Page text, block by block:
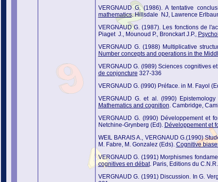
VERGNAUD G. (1986). A tentative
mathematics. Hillsdale NJ, Lawrence
VERGNAUD G. (1987). Les fonctions de
Piaget J., Mounoud P., Bronckart J.P.,
VERGNAUD G. (1988) Multiplicative
Number concepts and operations in the
VERGNAUD G. (l989) Sciences cognitives
de conjoncture 327-336
VERGNAUD G. (l990) Préface. in M. Fayol
VERGNAUD G. et al. (l990)
Mathematics and cognition. Cambridge,
VERGNAUD G. (l990) Développement et
Netchine-Grynberg (Ed). Développement et
WEIL BARAIS A., VERGNAUD G.(1990)
M. Fabre, M. Gonzalez (Eds). Cognitive
VERGNAUD G. (1991) Morphismes
cognitives en débat. Paris, Editions du
VERGNAUD G. (1991) Discussion. In G.